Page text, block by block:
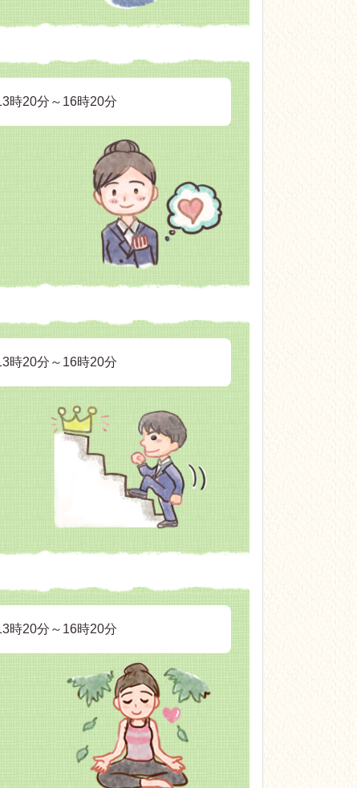
時20分～16時20分
時20分～16時20分
時20分～16時20分